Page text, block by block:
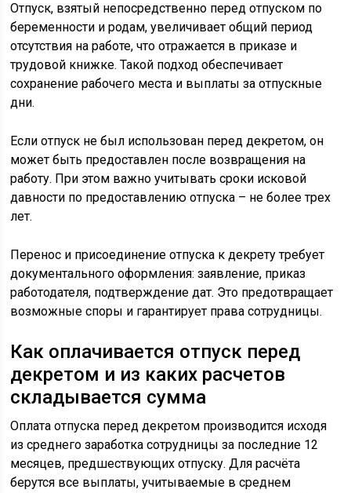
Отпуск, взятый непосредственно перед отпуском по
беременности и родам, увеличивает общий период
отсутствия на работе, что отражается в приказе и
трудовой книжке. Такой подход обеспечивает
сохранение рабочего места и выплаты за отпускные
дни.
Если отпуск не был использован перед декретом, он
может быть предоставлен после возвращения на
работу. При этом важно учитывать сроки исковой
давности по предоставлению отпуска – не более трех
лет.
Перенос и присоединение отпуска к декрету требует
документального оформления: заявление, приказ
работодателя, подтверждение дат. Это предотвращает
возможные споры и гарантирует права сотрудницы.
Как оплачивается отпуск перед
декретом и из каких расчетов
складывается сумма
Оплата отпуска перед декретом производится исходя
из среднего заработка сотрудницы за последние 12
месяцев, предшествующих отпуску. Для расчёта
берутся все выплаты, учитываемые в среднем